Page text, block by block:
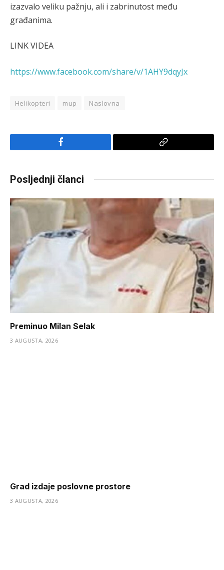
izazvalo veliku pažnju, ali i zabrinutost među
građanima.
LINK VIDEA
https://www.facebook.com/share/v/1AHY9dqyJx
Helikopteri mup Naslovna
Facebook
Copy
Posljednji članci
Preminuo Milan Selak
3 AUGUSTA, 2026
Grad izdaje poslovne prostore
3 AUGUSTA, 2026